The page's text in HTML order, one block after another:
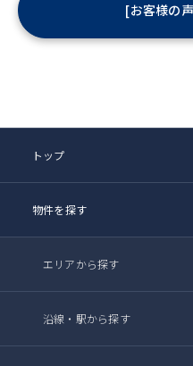
[お客様の
トップ
物件を探す
エリアから探す
沿線・駅から探す